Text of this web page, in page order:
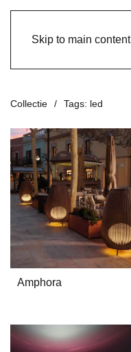
Skip to main content
Collectie Tags: led
Amphora